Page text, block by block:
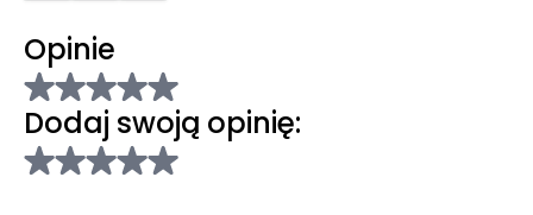
Opinie
Dodaj swoją opinię: